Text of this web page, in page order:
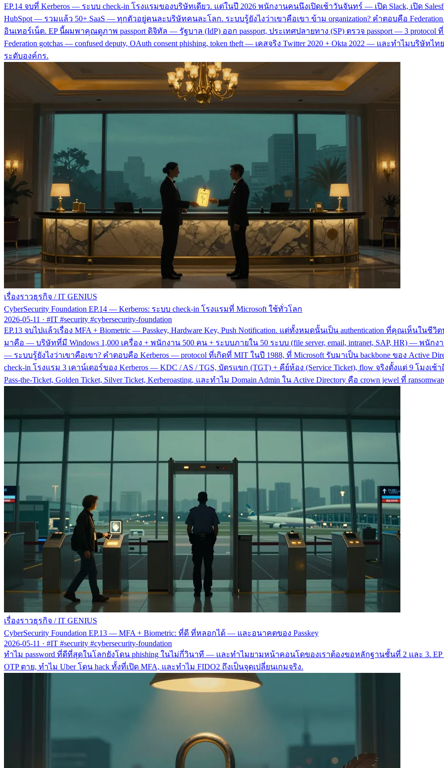
EP.14 จบที่ Kerberos — ระบบ check-in โรงแรมของบริษัทเดียว. แต่ในปี 2026 พนักงานคนนึงเปิดเช้าวันจันทร์ — เปิด Slack, เปิด
HubSpot — รวมแล้ว 50+ SaaS — ทุกตัวอยู่คนละบริษัทคนละโลก. ระบบรู้ยังไงว่าเขาคือเขา ข้าม organization? คำตอบคือ
อินเทอร์เน็ต. EP นี้ผมพาคุณดูภาพ passport ดิจิทัล — รัฐบาล (IdP) ออก passport, ประเทศปลายทาง (SP) ตรวจ passport — 3 protocol
Federation gotchas — confused deputy, OAuth consent phishing, token theft — เคสจริง Twitter 2020 + Okta 2022 — และทำไมบริษัท
ระดับองค์กร.
เรื่องราวธุรกิจ / IT GENIUS
CyberSecurity Foundation EP.14 — Kerberos: ระบบ check-in โรงแรมที่ Microsoft ใช้ทั่วโลก
2026-05-11 · #IT #security #cybersecurity-foundation
EP.13 จบไปแล้วเรื่อง MFA + Biometric — Passkey, Hardware Key, Push Notification. แต่ทั้งหมดนั้นเป็น authentication ที่คุณเห็นใน
มาคือ — บริษัทที่มี Windows 1,000 เครื่อง + พนักงาน 500 คน + ระบบภายใน 50 ระบบ (file server, email, intranet, SAP, HR) — พนัก
— ระบบรู้ยังไงว่าเขาคือเขา? คำตอบคือ Kerberos — protocol ที่เกิดที่ MIT ในปี 1988, ที่ Microsoft รับมาเป็น backbone ของ
check-in โรงแรม 3 เคาน์เตอร์ของ Kerberos — KDC / AS / TGS, บัตรแขก (TGT) + คีย์ห้อง (Service Ticket), flow จริงตั้งแต่ 9 โมงเ
Pass-the-Ticket, Golden Ticket, Silver Ticket, Kerberoasting, และทำไม Domain Admin ใน Active Directory คือ crown jewel ที่
เรื่องราวธุรกิจ / IT GENIUS
CyberSecurity Foundation EP.13 — MFA + Biometric: ที่ดี ที่หลอกได้ — และอนาคตของ Passkey
2026-05-11 · #IT #security #cybersecurity-foundation
ทำไม password ที่ดีที่สุดในโลกยังโดน phishing ในไม่กี่วินาที — และทำไมยามหน้าคอนโดของเราต้องขอหลักฐานชั้นที่ 2 และ 3. EP
OTP ตาย, ทำไม Uber โดน hack ทั้งที่เปิด MFA, และทำไม FIDO2 ถึงเป็นจุดเปลี่ยนเกมจริง.